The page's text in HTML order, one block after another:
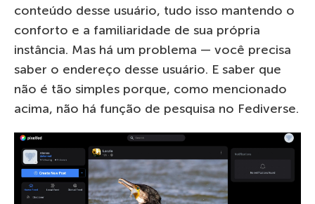
conteúdo desse usuário, tudo isso mantendo o
conforto e a familiaridade de sua própria
instância. Mas há um problema — você precisa
saber o endereço desse usuário. E saber que
não é tão simples porque, como mencionado
acima, não há função de pesquisa no Fediverse.